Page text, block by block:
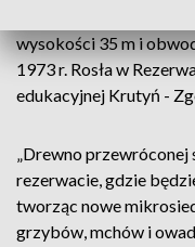
wysokości 35 m i
1973 r. Rosła w
edukacyjnej Krutyń -
„Drewno przewróconej
rezerwacie, gdzie
tworząc nowe
grzybów, mchów i